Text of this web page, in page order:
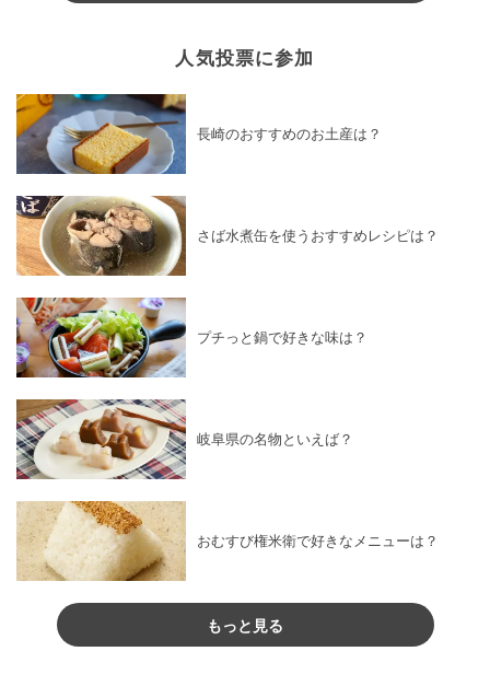
人気投票に参加
長崎のおすすめのお土産は？
さば水煮缶を使うおすすめレシピは？
プチっと鍋で好きな味は？
岐阜県の名物といえば？
おむすび権米衛で好きなメニューは？
もっと見る